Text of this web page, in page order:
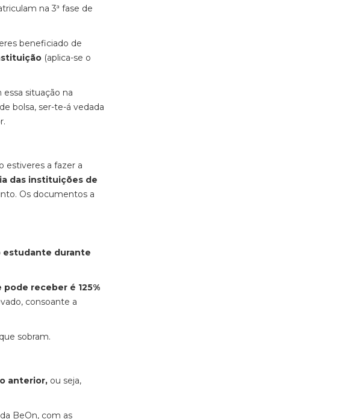
na 3ª fase de
beneficiado de
(aplica-se o
situação na
bolsa, ser-te-á vedada
estiveres a fazer a
das instituições de
Os documentos a
estudante durante
receber é 125%
consoante a
sobram.
anterior, ou seja,
BeOn, com as